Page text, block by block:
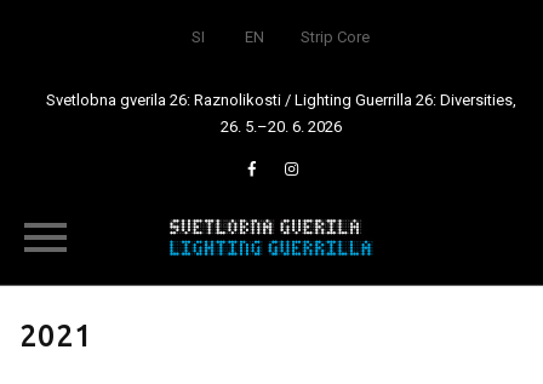
SI EN Strip Core
Svetlobna gverila 26: Raznolikosti / Lighting Guerrilla 26: Diversities,
26. 5.–20. 6. 2026
to
content
2021